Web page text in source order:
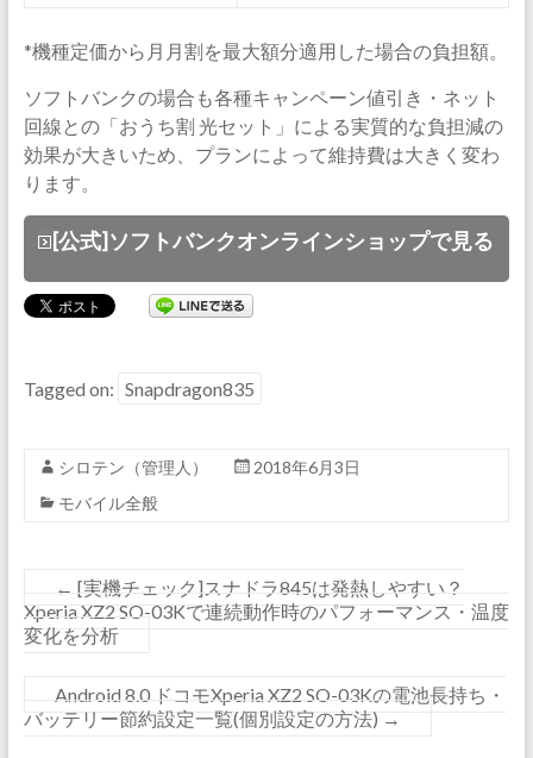
*機種定価から月月割を最大額分適用した場合の負担額。
ソフトバンクの場合も各種キャンペーン値引き・ネット
回線との「おうち割 光セット」による実質的な負担減の
効果が大きいため、プランによって維持費は大きく変わ
ります。
[公式]ソフトバンクオンラインショップで見る
Tagged on: Snapdragon835
シロテン（管理人）
2018年6月3日
モバイル全般
← [実機チェック]スナドラ845は発熱しやすい？
Xperia XZ2 SO-03Kで連続動作時のパフォーマンス・温度
変化を分析
Android 8.0 ドコモXperia XZ2 SO-03Kの電池長持ち・
バッテリー節約設定一覧(個別設定の方法) →